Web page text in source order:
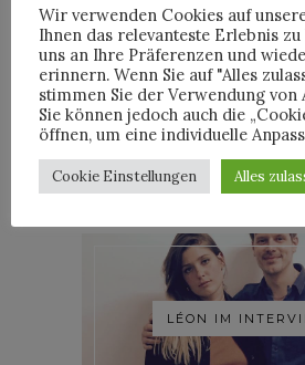
ROOSEVELT IM
LÉON IM
Wir verwenden Cookies auf
Ihnen das relevanteste Erlebnis
uns an Ihre Präferenzen und
erinnern. Wenn Sie auf "Alles
stimmen Sie der Verwendung von
Sie können jedoch auch die
öffnen, um eine individuelle
Cookie Einstellungen Alles